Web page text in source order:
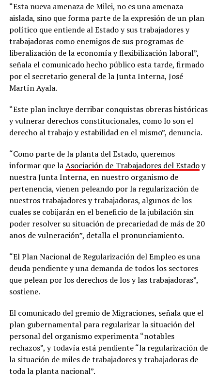
“Esta nueva amenaza de Milei, no es una amenaza
aislada, sino que forma parte de la expresión de un plan
político que entiende al Estado y sus trabajadores y
trabajadoras como enemigos de sus programas de
liberalización de la economía y flexibilización laboral”,
señala el comunicado hecho público esta tarde, firmado
por el secretario general de la Junta Interna, José
Martín Ayala.
“Este plan incluye derribar conquistas obreras históricas
y vulnerar derechos constitucionales, como lo son el
derecho al trabajo y estabilidad en el mismo”, denuncia.
“Como parte de la planta del Estado, queremos
informar que laAsociación de Trabajadores del Estadoy
nuestra Junta Interna, en nuestro organismo de
pertenencia, vienen peleando por la regularización de
nuestros trabajadores y trabajadoras, algunos de los
cuales se cobijarán en el beneficio de la jubilación sin
poder resolver su situación de precariedad de más de 20
años de vulneración”, detalla el pronunciamiento.
“El Plan Nacional de Regularización del Empleo es una
deuda pendiente y una demanda de todos los sectores
que pelean por los derechos de los y las trabajadoras”,
sostiene.
El comunicado del gremio de Migraciones, señala que el
plan gubernamental para regularizar la situación del
personal del organismo experimenta “notables
rechazos”, y todavía está pendiente “la regularización de
la situación de miles de trabajadores y trabajadoras de
toda la planta nacional”.